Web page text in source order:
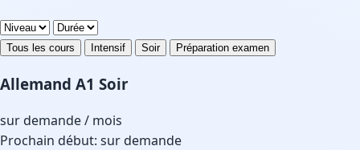
Tous les cours Intensif Soir Préparation examen
Allemand A1 Soir
sur demande/ mois
Prochain début: sur demande